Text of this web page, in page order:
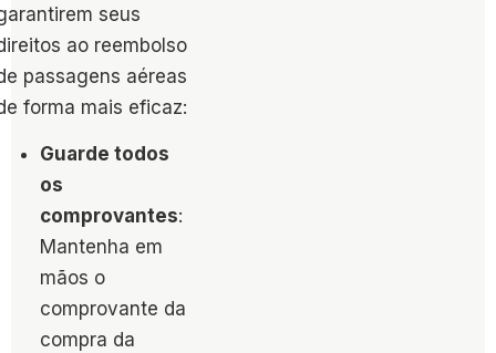
seus
ao reembolso
passagens aéreas
forma mais eficaz:
Guarde todos
os
comprovantes:
Mantenha em
mãos o
comprovante da
compra da